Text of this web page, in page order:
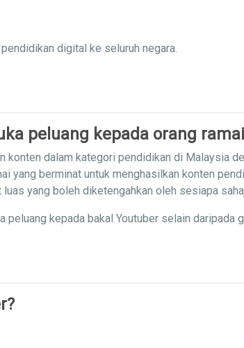
digital ke seluruh negara.
peluang kepada orang
konten dalam kategori pendidikan di Malaysia
yang berminat untuk menghasilkan konten
yang boleh diketengahkan oleh sesiapa
peluang kepada bakal Youtuber selain daripada